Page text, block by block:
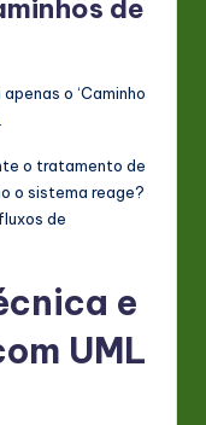
de
o ‘Caminho
o tratamento de
o sistema reage?
de
e
UML